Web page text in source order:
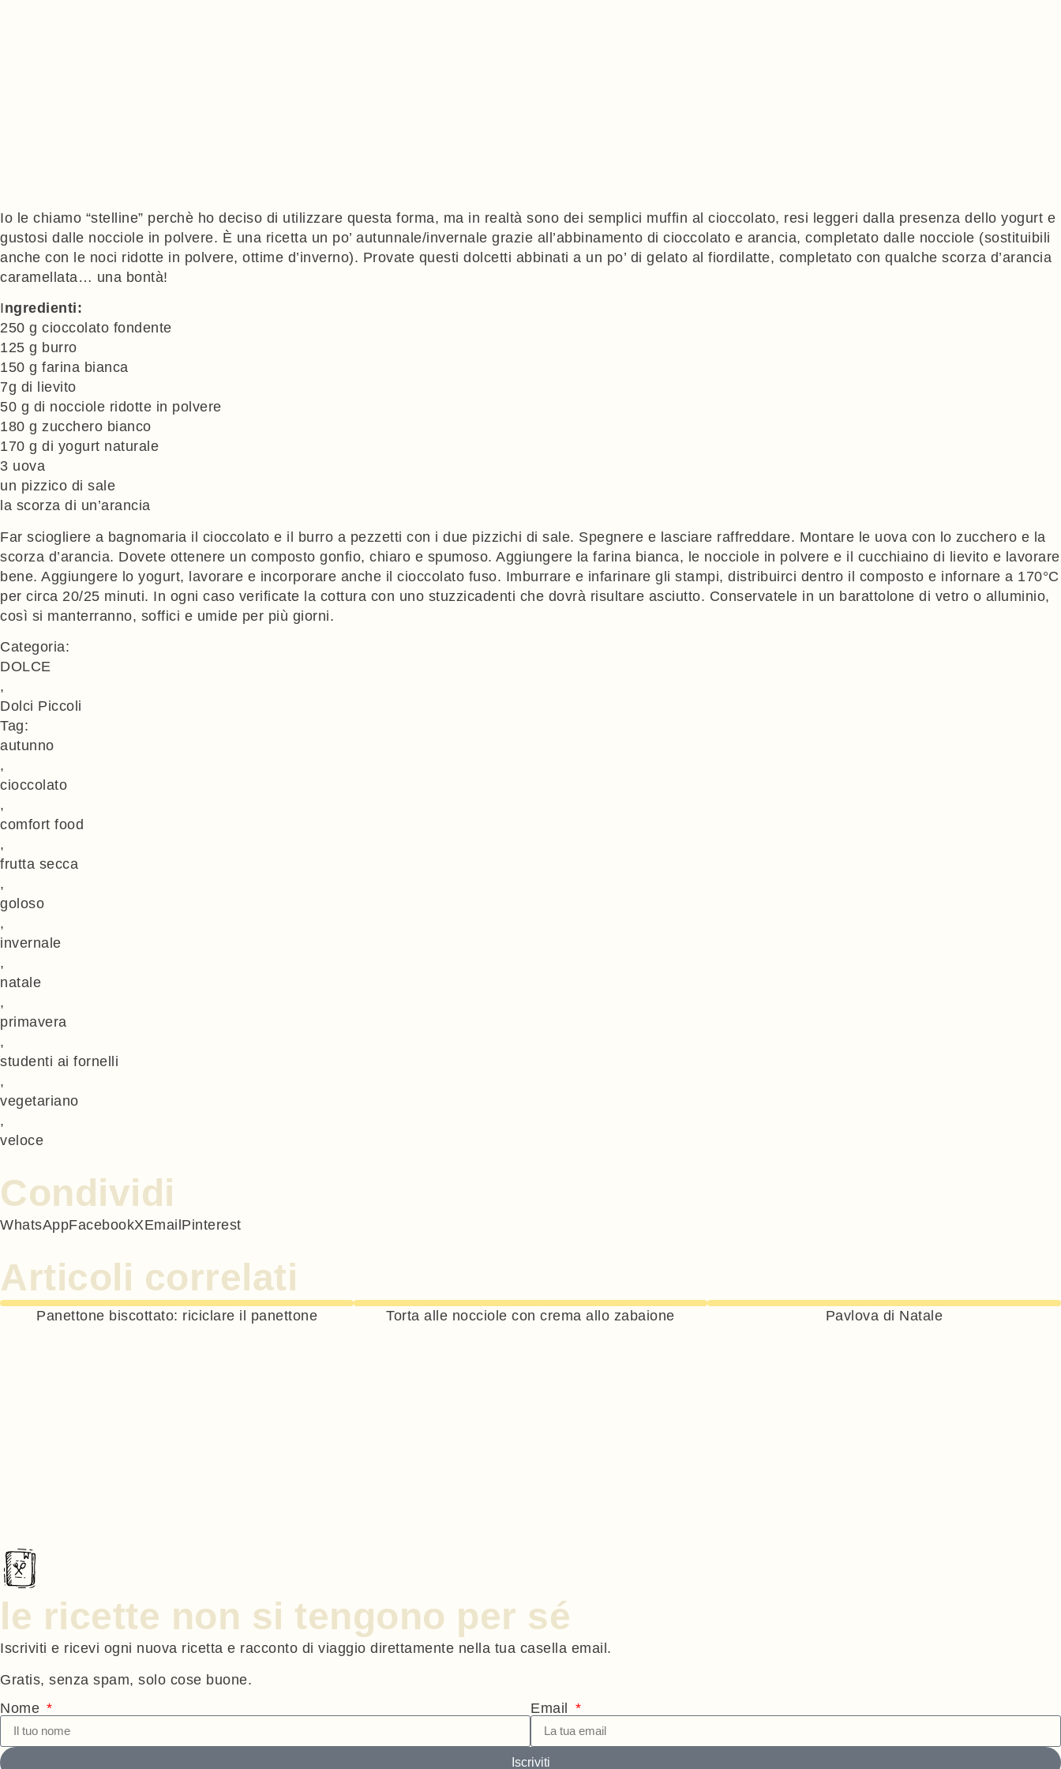
Io le chiamo “stelline” perchè ho deciso di utilizzare questa forma, ma in realtà sono dei semplici muffin al cioccolato, resi leggeri dalla presenza dello yogurt e
gustosi dalle nocciole in polvere. È una ricetta un po’ autunnale/invernale grazie all’abbinamento di cioccolato e arancia, completato dalle nocciole (sostituibili
anche con le noci ridotte in polvere, ottime d’inverno). Provate questi dolcetti abbinati a un po’ di gelato al fiordilatte, completato con qualche scorza d’arancia
caramellata… una bontà!
Ingredienti:
250 g cioccolato fondente
125 g burro
150 g farina bianca
7g di lievito
50 g di nocciole ridotte in polvere
180 g zucchero bianco
170 g di yogurt naturale
3 uova
un pizzico di sale
la scorza di un’arancia
Far sciogliere a bagnomaria il cioccolato e il burro a pezzetti con i due pizzichi di sale. Spegnere e lasciare raffreddare. Montare le uova con lo zucchero e la
scorza d’arancia. Dovete ottenere un composto gonfio, chiaro e spumoso. Aggiungere la farina bianca, le nocciole in polvere e il cucchiaino di lievito e lavorare
bene. Aggiungere lo yogurt, lavorare e incorporare anche il cioccolato fuso. Imburrare e infarinare gli stampi, distribuirci dentro il composto e infornare a 170°C
per circa 20/25 minuti. In ogni caso verificate la cottura con uno stuzzicadenti che dovrà risultare asciutto. Conservatele in un barattolone di vetro o alluminio,
così si manterranno, soffici e umide per più giorni.
Categoria:
DOLCE
,
Dolci Piccoli
Tag:
autunno
,
cioccolato
,
comfort food
,
frutta secca
,
goloso
,
invernale
,
natale
,
primavera
,
studenti ai fornelli
,
vegetariano
,
veloce
Condividi
WhatsAppFacebookXEmail Pinterest
Articoli correlati
Panettone biscottato: riciclare il panettone Torta alle nocciole con crema allo zabaione Pavlova di Natale
le ricette non si tengono per sé
Iscriviti e ricevi ogni nuova ricetta e racconto di viaggio direttamente nella tua casella email.
Gratis, senza spam, solo cose buone.
Nome
Email
Iscriviti